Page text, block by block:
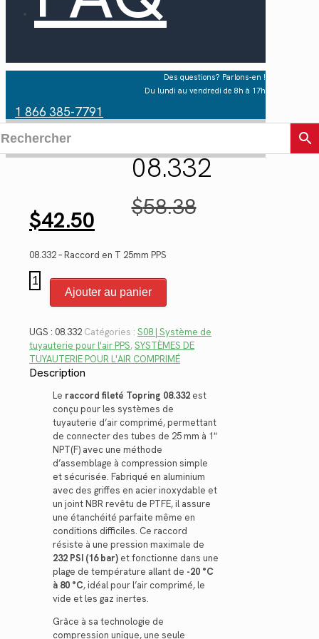
Des questions? Parlons-en !
Du lundi au vendredi de 8h à 17h
1 866 385-7791
08.332
$58.38Le
prix
$42.50prix
actuel
est :
$42.50.
08.332 – Raccord en T 25mm PPS
quantité
de
08.332
Ajouter au panier
UGS : 08.332 Catégories : S08 | Système de
tuyauterie pour l'air PPS,SYSTÈMES DE
TUYAUTERIE POUR L'AIR COMPRIMÉ
Description
Le raccord fileté Topring 08.332 est
conçu pour les systèmes de
tuyauterie d’air comprimé, permettant
de connecter des tubes de 25 mm à 1″
NPT(F) avec une méthode
d’assemblage à compression simple
et sécurisée. Fabriqué en aluminium
avec des griffes en acier inoxydable et
un joint NBR revêtu de PTFE, il assure
une étanchéité parfaite même en
conditions difficiles. Ce raccord
résiste à une pression maximale de
232 PSI (16 bar) et fonctionne dans une
plage de température allant de -20 °C
à 80 °C, idéal pour l’air comprimé, le
vide et les gaz inertes.
Grâce à sa technologie de
compression unique, une seule